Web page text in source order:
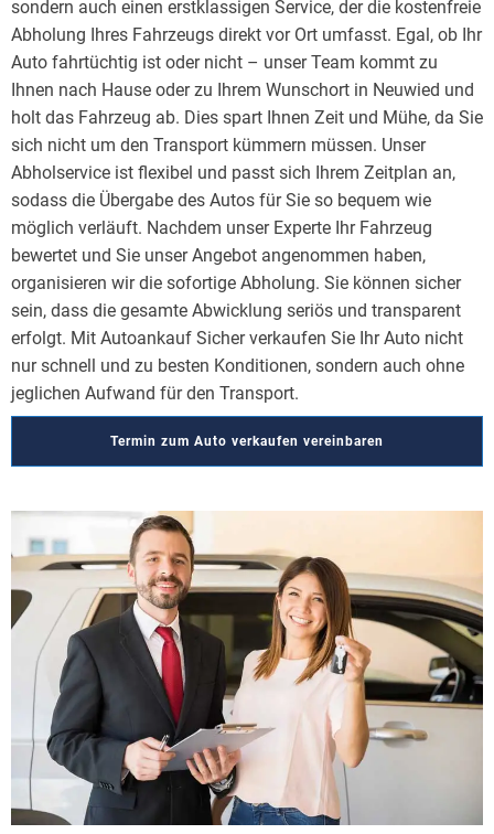
sondern auch einen erstklassigen Service, der die kostenfreie
Abholung Ihres Fahrzeugs direkt vor Ort umfasst. Egal, ob Ihr
Auto fahrtüchtig ist oder nicht – unser Team kommt zu
Ihnen nach Hause oder zu Ihrem Wunschort in Neuwied und
holt das Fahrzeug ab. Dies spart Ihnen Zeit und Mühe, da Sie
sich nicht um den Transport kümmern müssen. Unser
Abholservice ist flexibel und passt sich Ihrem Zeitplan an,
sodass die Übergabe des Autos für Sie so bequem wie
möglich verläuft. Nachdem unser Experte Ihr Fahrzeug
bewertet und Sie unser Angebot angenommen haben,
organisieren wir die sofortige Abholung. Sie können sicher
sein, dass die gesamte Abwicklung seriös und transparent
erfolgt. Mit Autoankauf Sicher verkaufen Sie Ihr Auto nicht
nur schnell und zu besten Konditionen, sondern auch ohne
jeglichen Aufwand für den Transport.
Termin zum Auto verkaufen vereinbaren